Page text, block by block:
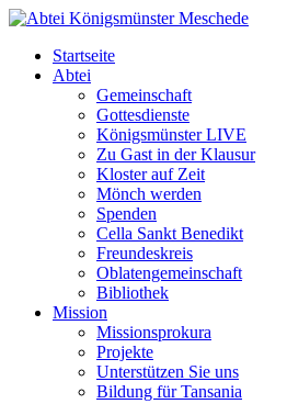
Startseite
Abtei
Gemeinschaft
Gottesdienste
Königsmünster LIVE
Zu Gast in der Klausur
Kloster auf Zeit
Mönch werden
Spenden
Cella Sankt Benedikt
Freundeskreis
Oblatengemeinschaft
Bibliothek
Mission
Missionsprokura
Projekte
Unterstützen Sie uns
Bildung für Tansania